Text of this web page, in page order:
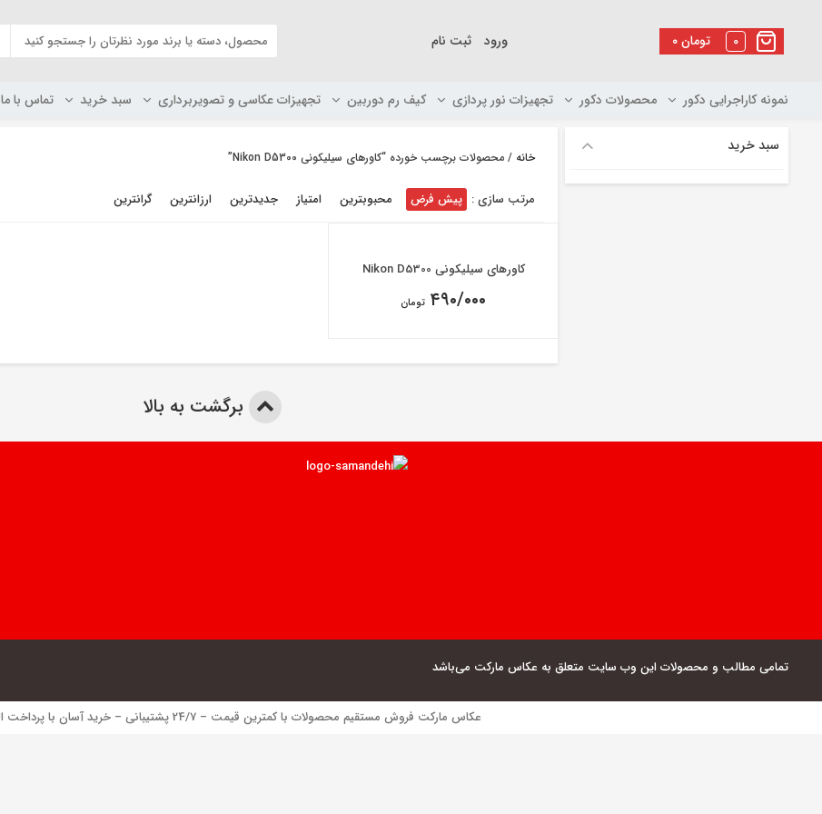
۰تومان 0 ورود ثبت نام
نمونه کاراجرایی دکور محصولات دکور تجهیزات نور پردازی کیف رم دوربین تجهیزات عکاسی و تصویربرداری سبد خرید تماس با ما
خانه / محصولات برچسب خورده “کاورهای سیلیکونی Nikon D5300”
مرتب سازی : پیش فرض محبوبترین امتیاز جدیدترین ارزانترین گرانترین
کاورهای سیلیکونی Nikon D5300
۴۹۰/۰۰۰ تومان
سبد خرید
برگشت به بالا
تمامی مطالب و محصولات این وب سایت متعلق به عکاس مارکت می‌باشد
عکاس مارکت فروش مستقیم محصولات با کمترین قیمت – 24/7 پشتیبانی – خرید آسان با پرداخت الکترونیک